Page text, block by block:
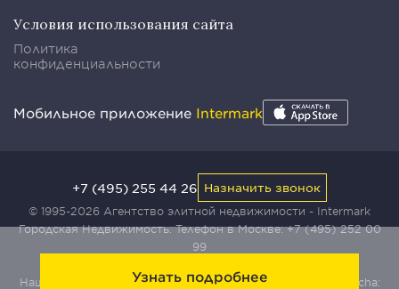
Узнать подробнее
Условия использования сайта
Политика
конфиденциальности
Мобильное приложение Intermark
© 1995-2026 Агентство элитной недвижимости - Intermark
Городская Недвижимость. Телефон в Москве:+7 (495) 252 00
99
Наш сайт защищен с помощью сервиса Yandex SmartCaptcha:
+7 (495) 255 44 26 Назначить звонок